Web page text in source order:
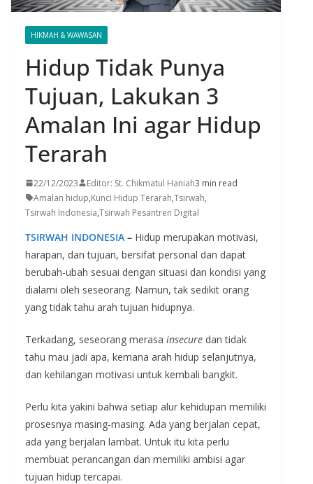
HIKMAH & WAWASAN
Hidup Tidak Punya
Tujuan, Lakukan 3
Amalan Ini agar Hidup
Terarah
22/12/2023 Editor: St. Chikmatul Haniah3 min read
Amalan hidup,Kunci Hidup Terarah,Tsirwah,
Tsirwah Indonesia,Tsirwah Pesantren Digital
TSIRWAH INDONESIA – Hidup merupakan motivasi,
harapan, dan tujuan, bersifat personal dan dapat
berubah-ubah sesuai dengan situasi dan kondisi yang
dialami oleh seseorang. Namun, tak sedikit orang
yang tidak tahu arah tujuan hidupnya.
Terkadang, seseorang merasa insecure dan tidak
tahu mau jadi apa, kemana arah hidup selanjutnya,
dan kehilangan motivasi untuk kembali bangkit.
Perlu kita yakini bahwa setiap alur kehidupan memiliki
prosesnya masing-masing. Ada yang berjalan cepat,
ada yang berjalan lambat. Untuk itu kita perlu
membuat perancangan dan memiliki ambisi agar
tujuan hidup tercapai.